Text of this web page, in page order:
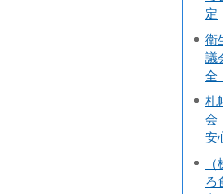
定
衛
議
全
札
会
安
ろ